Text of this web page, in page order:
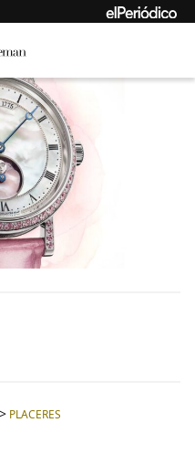
PLACERES